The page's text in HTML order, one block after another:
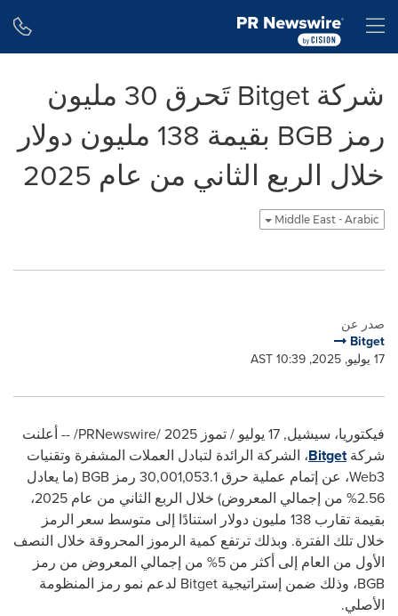
شركة Bitget تَحرق 30 مليون
رمز BGB بقيمة 138 مليون دولار
خلال الربع الثاني من عام 2025
Middle East - Arabic
صدر عن
Bitget
17 يوليو, 2025, 10:39 AST
فيكتوريا، سيشيل, 17 يوليو / تموز 2025 /PRNewswire/ --
أعلنت
شركةBitget، الشركة الرائدة لتبادل العملات المشفرة وتقنيات
Web3، عن إتمام عملية حرق 30,001,053.1 رمز BGB (ما يعادل
2.56% من إجمالي المعروض) خلال الربع الثاني من عام 2025،
بقيمة تقارب 138 مليون دولار استنادًا إلى متوسط سعر الرمز
خلال تلك الفترة. وبذلك ترتفع كمية الرموز المحروقة خلال النصف
الأول من العام إلى أكثر من 5% من إجمالي المعروض من رمز
BGB، وذلك ضمن إستراتيجية Bitget لدعم نمو رمز المنظومة
الأصلي.